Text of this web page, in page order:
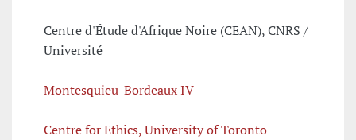
Centre d'Étude d'Afrique Noire (CEAN), CNRS /
Université
Montesquieu-Bordeaux IV
Centre for Ethics, University of Toronto